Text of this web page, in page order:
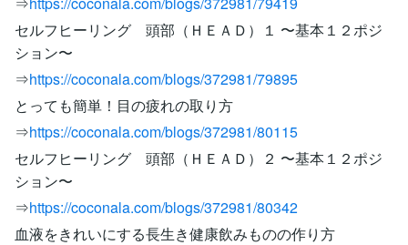
セルフヒーリング 頭部（ＨＥＡＤ）１ 〜基本１２ポジ
ション〜
⇒https://coconala.com/blogs/372981/79895
とっても簡単！目の疲れの取り方
⇒https://coconala.com/blogs/372981/80115
セルフヒーリング 頭部（ＨＥＡＤ）２ 〜基本１２ポジ
ション〜
⇒https://coconala.com/blogs/372981/80342
血液をきれいにする長生き健康飲みものの作り方